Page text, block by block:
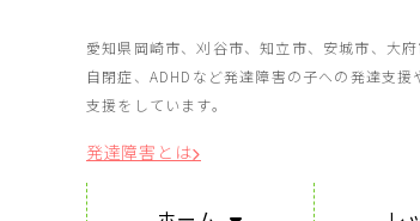
愛知県岡崎市、刈谷市、知立市、安城市、大
自閉症、ADHDなど発達障害の子への発達支援
支援をしています。
発達障害とは